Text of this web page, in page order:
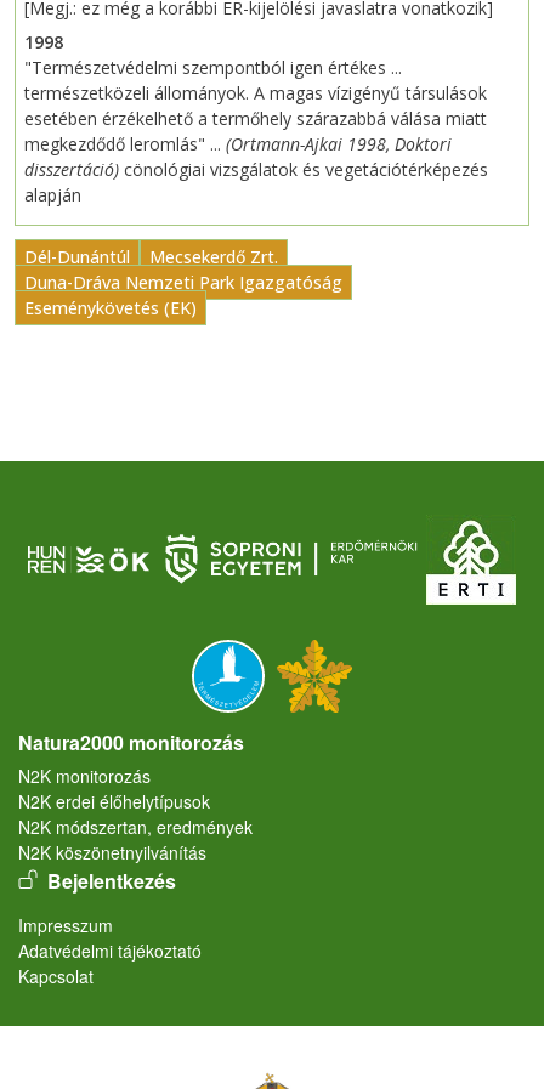
[Megj.: ez még a korábbi ER-kijelölési javaslatra vonatkozik]
1998
"Természetvédelmi szempontból igen értékes ...
természetközeli állományok. A magas vízigényű társulások
esetében érzékelhető a termőhely szárazabbá válása miatt
megkezdődő leromlás" ... (Ortmann-Ajkai 1998, Doktori
disszertáció) cönológiai vizsgálatok és vegetációtérképezés
alapján
Dél-Dunántúl
Mecsekerdő Zrt.
Duna-Dráva Nemzeti Park Igazgatóság
Eseménykövetés (EK)
Natura2000 monitorozás
N2K monitorozás
N2K erdei élőhelytípusok
N2K módszertan, eredmények
N2K köszönetnyilvánítás
User account menu
Bejelentkezés
Lábléc
Impresszum
Adatvédelmi tájékoztató
Kapcsolat